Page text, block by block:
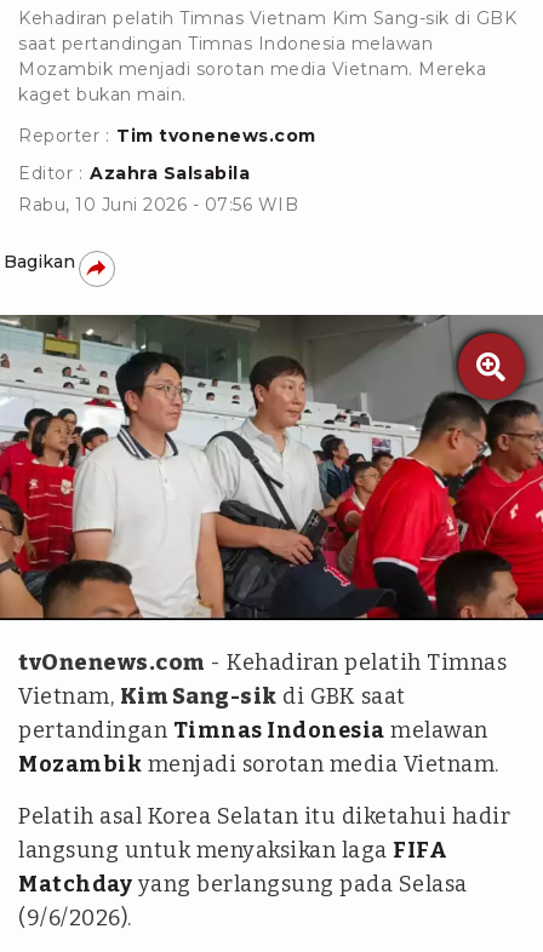
Kehadiran pelatih Timnas Vietnam Kim Sang-sik di GBK
saat pertandingan Timnas Indonesia melawan
Mozambik menjadi sorotan media Vietnam. Mereka
kaget bukan main.
Reporter : Tim tvonenews.com
Editor : Azahra Salsabila
Rabu, 10 Juni 2026 - 07:56 WIB
Bagikan

tvOnenews.com/Ilham Giovani Pratama
tvOnenews.com - Kehadiran pelatih Timnas
Vietnam, Kim Sang-sik di GBK saat
pertandingan Timnas Indonesia melawan
Mozambik menjadi sorotan media Vietnam.
Pelatih asal Korea Selatan itu diketahui hadir
langsung untuk menyaksikan laga FIFA
Matchday yang berlangsung pada Selasa
(9/6/2026).